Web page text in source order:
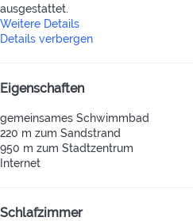
ausgestattet.
Weitere Details
Details verbergen
Eigenschaften
gemeinsames Schwimmbad
220 m zum Sandstrand
950 m zum Stadtzentrum
Internet
Schlafzimmer